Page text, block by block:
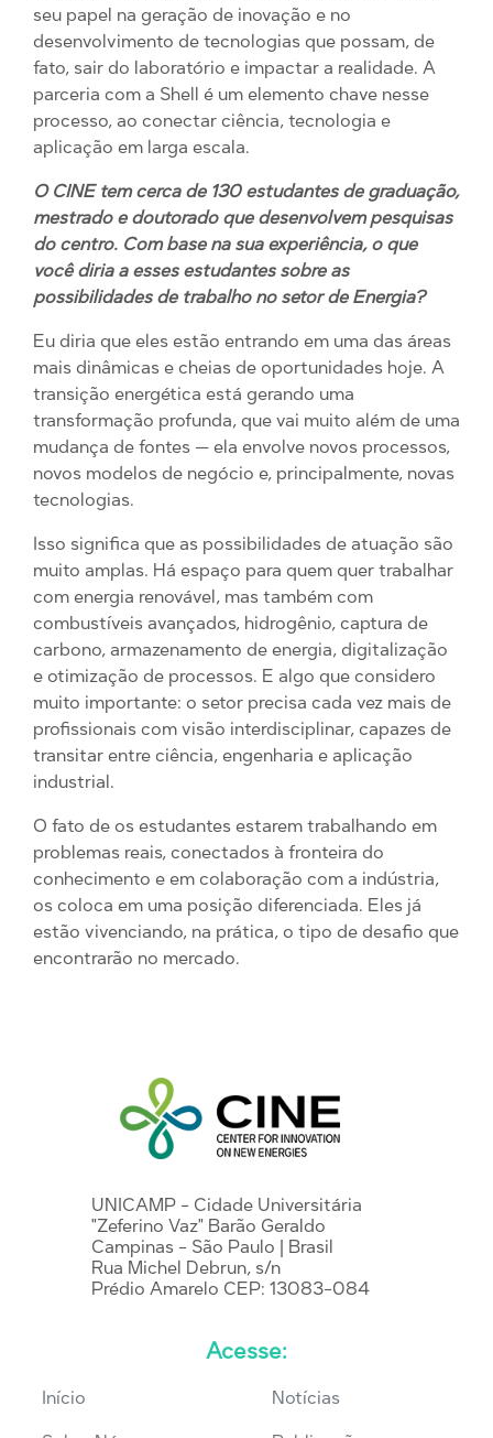
seu papel na geração de inovação e no
desenvolvimento de tecnologias que possam, de
fato, sair do laboratório e impactar a realidade. A
parceria com a Shell é um elemento chave nesse
processo, ao conectar ciência, tecnologia e
aplicação em larga escala.
O CINE tem cerca de 130 estudantes de graduação,
mestrado e doutorado que desenvolvem pesquisas
do centro. Com base na sua experiência, o que
você diria a esses estudantes sobre as
possibilidades de trabalho no setor de Energia?
Eu diria que eles estão entrando em uma das áreas
mais dinâmicas e cheias de oportunidades hoje. A
transição energética está gerando uma
transformação profunda, que vai muito além de uma
mudança de fontes — ela envolve novos processos,
novos modelos de negócio e, principalmente, novas
tecnologias.
Isso significa que as possibilidades de atuação são
muito amplas. Há espaço para quem quer trabalhar
com energia renovável, mas também com
combustíveis avançados, hidrogênio, captura de
carbono, armazenamento de energia, digitalização
e otimização de processos. E algo que considero
muito importante: o setor precisa cada vez mais de
profissionais com visão interdisciplinar, capazes de
transitar entre ciência, engenharia e aplicação
industrial.
O fato de os estudantes estarem trabalhando em
problemas reais, conectados à fronteira do
conhecimento e em colaboração com a indústria,
os coloca em uma posição diferenciada. Eles já
estão vivenciando, na prática, o tipo de desafio que
encontrarão no mercado.
UNICAMP - Cidade Universitária
"Zeferino Vaz" Barão Geraldo
Campinas - São Paulo | Brasil
Rua Michel Debrun, s/n
Prédio Amarelo CEP: 13083-084
Acesse:
Início Notícias